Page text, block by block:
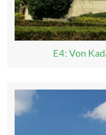
E4: Von